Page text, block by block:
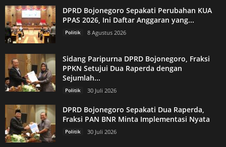
DPRD Bojonegoro Sepakati Perubahan KUA
PPAS 2026, Ini Daftar Anggaran yang...
Politik 8 Agustus 2026
Sidang Paripurna DPRD Bojonegoro, Fraksi
PPKN Setujui Dua Raperda dengan
Sejumlah...
Politik 30 Juli 2026
DPRD Bojonegoro Sepakati Dua Raperda,
Fraksi PAN BNR Minta Implementasi Nyata
Politik 30 Juli 2026